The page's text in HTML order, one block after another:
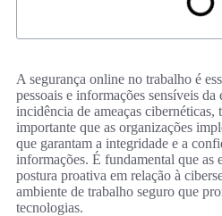
A segurança online no trabalho é
pessoais e informações sensíveis da
incidência de ameaças cibernéticas,
importante que as organizações
que garantam a integridade e a
informações. É fundamental que as
postura proativa em relação à
ambiente de trabalho seguro que
tecnologias.